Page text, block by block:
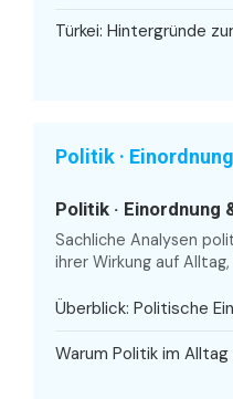
Türkei: Hintergründe
Politik ·
Politik · Einordnung
Sachliche Analysen
ihrer Wirkung auf
Überblick: Politische
Warum Politik im